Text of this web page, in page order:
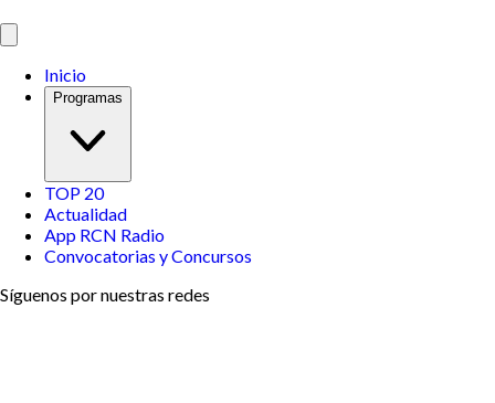
Inicio
Programas
TOP 20
Actualidad
App RCN Radio
Convocatorias y Concursos
Síguenos por nuestras redes